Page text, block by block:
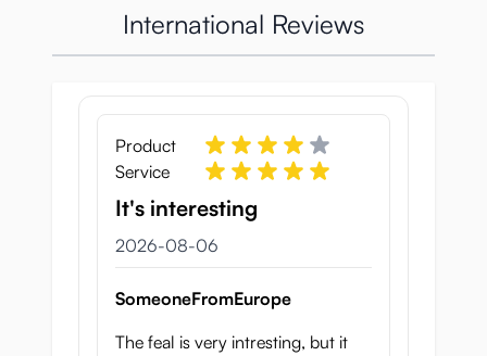
International Reviews
Product
Service
It's interesting
6 augusti 2026
2026-08-06
SomeoneFromEurope
The feal is very intresting, but it